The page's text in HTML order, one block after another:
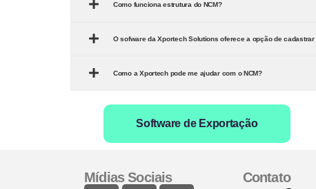
Como funciona estrutura do NCM?
O sofware da Xportech Solutions oferece a opção de
Como a Xportech pode me ajudar com o NCM?
Software de Exportação
Mídias Sociais Contato